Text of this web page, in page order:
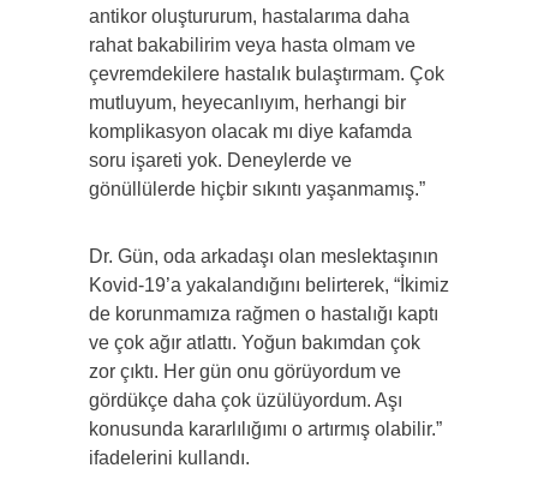
antikor oluştururum, hastalarıma daha
rahat bakabilirim veya hasta olmam ve
çevremdekilere hastalık bulaştırmam. Çok
mutluyum, heyecanlıyım, herhangi bir
komplikasyon olacak mı diye kafamda
soru işareti yok. Deneylerde ve
gönüllülerde hiçbir sıkıntı yaşanmamış.”
Dr. Gün, oda arkadaşı olan meslektaşının
Kovid-19’a yakalandığını belirterek, “İkimiz
de korunmamıza rağmen o hastalığı kaptı
ve çok ağır atlattı. Yoğun bakımdan çok
zor çıktı. Her gün onu görüyordum ve
gördükçe daha çok üzülüyordum. Aşı
konusunda kararlılığımı o artırmış olabilir.”
ifadelerini kullandı.